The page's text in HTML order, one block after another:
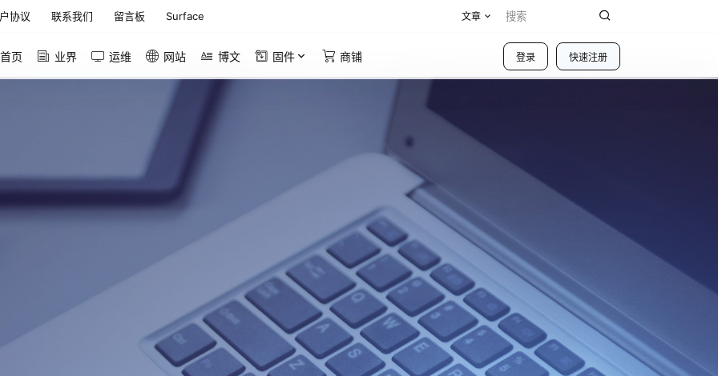
协议 联系我们 留言板 Surface 文章
登录 快速注册
首页 业界 运维 网站 博文 固件 商铺